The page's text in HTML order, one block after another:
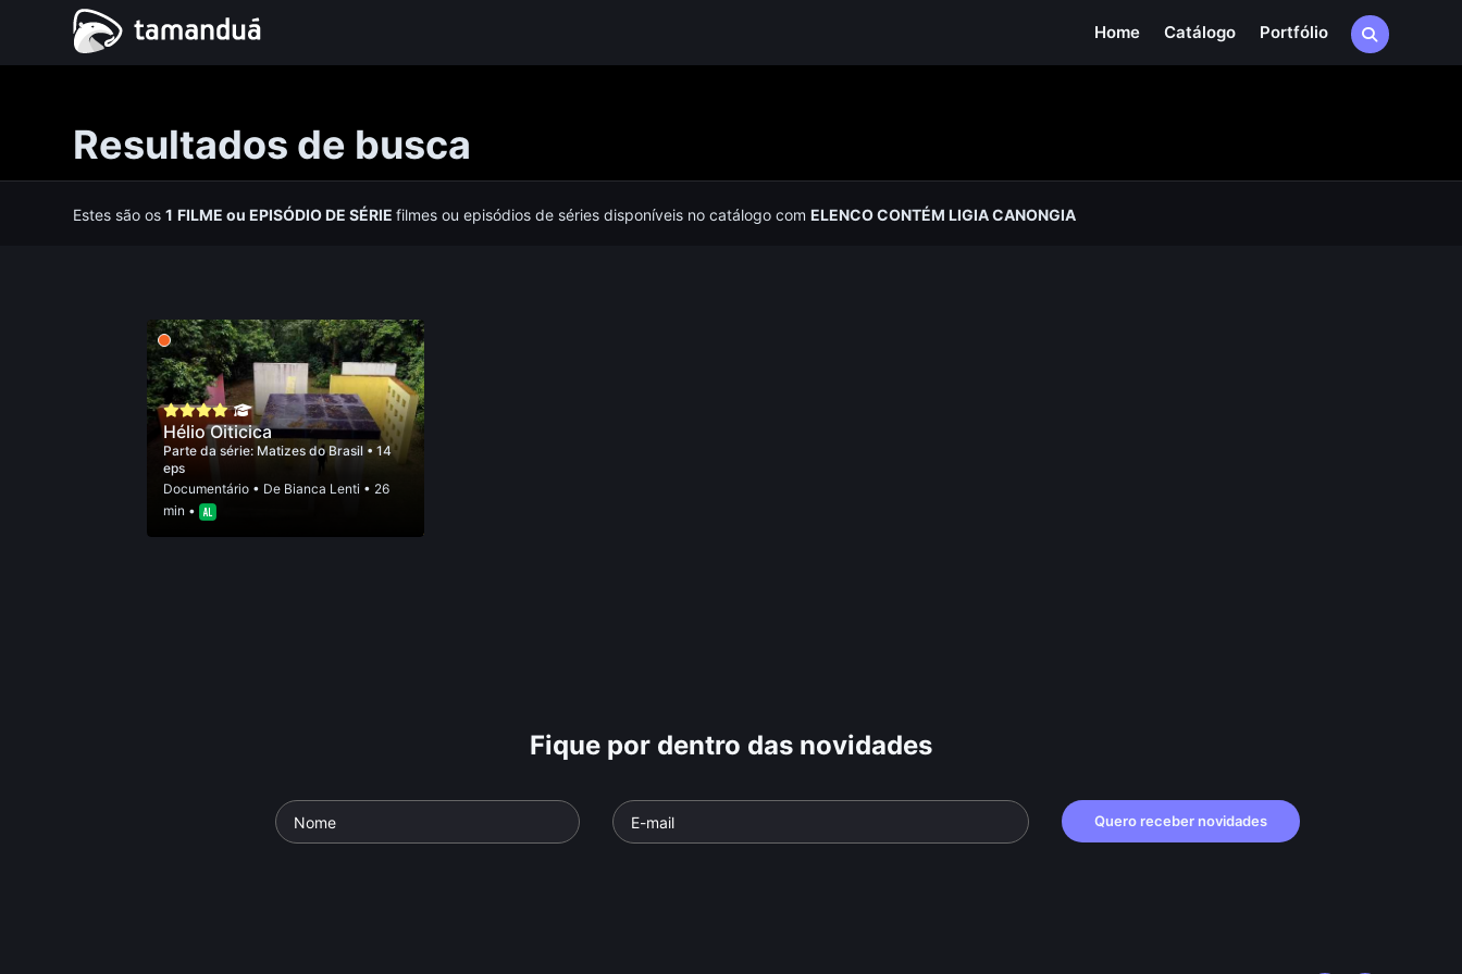
Home Catálogo Portfólio
Resultados de busca
Estes são os1 FILMEou EPISÓDIO DE SÉRIEfilmes ou episódios de séries disponíveis no catálogo comELENCO CONTÉM LIGIA CANONGIA
Hélio Oiticica
Parte da série: Matizes do Brasil • 14
eps
Documentário• De Bianca Lenti • 26
min •
Fique por dentro das novidades
Quero receber novidades